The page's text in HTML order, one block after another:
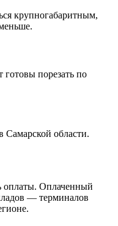
крупногабаритным,
готовы порезать по
Самарской области.
оплаты. Оплаченный
— терминалов